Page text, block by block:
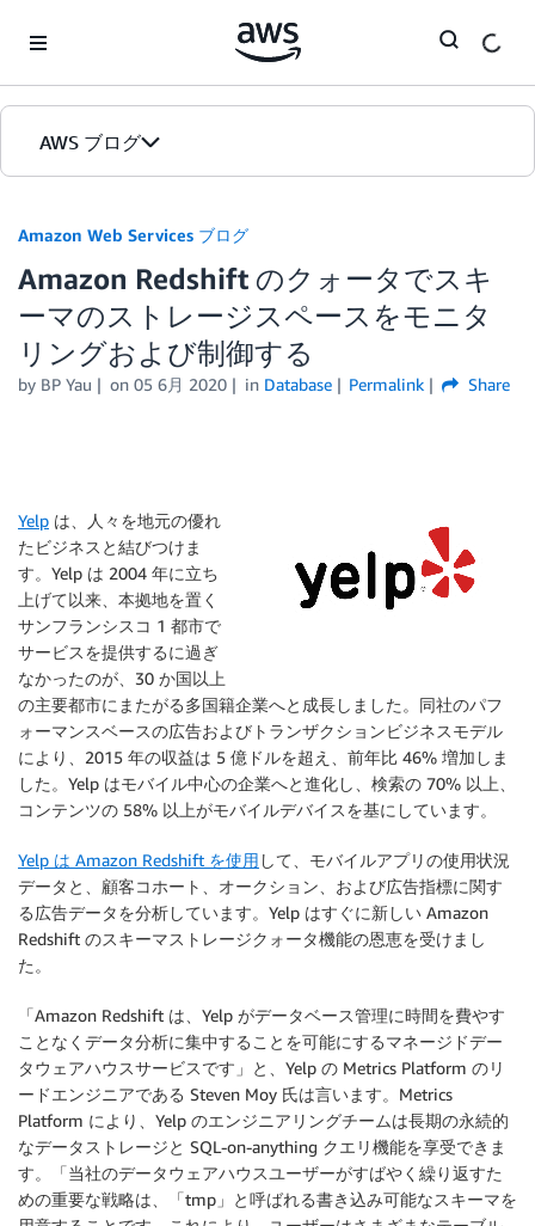
AWS ブログ
カテゴリ
エディション
Amazon Web Services ブログ
Amazon Redshift のクォータでスキ
ーマのストレージスペースをモニタ
リングおよび制御する
by BP Yau on 05 6月 2020 in Database Permalink Share
Yelp は、人々を地元の優れ
たビジネスと結びつけま
す。Yelp は 2004 年に立ち
上げて以来、本拠地を置く
サンフランシスコ 1 都市で
サービスを提供するに過ぎ
なかったのが、30 か国以上
の主要都市にまたがる多国籍企業へと成長しました。同社のパフ
ォーマンスベースの広告およびトランザクションビジネスモデル
により、2015 年の収益は 5 億ドルを超え、前年比 46% 増加しま
した。Yelp はモバイル中心の企業へと進化し、検索の 70% 以上、
コンテンツの 58% 以上がモバイルデバイスを基にしています。
Yelp は Amazon Redshift を使用 して、モバイルアプリの使用状況
データと、顧客コホート、オークション、および広告指標に関す
る広告データを分析しています。Yelp はすぐに新しい Amazon
Redshift のスキーマストレージクォータ機能の恩恵を受けまし
た。
「Amazon Redshift は、Yelp がデータベース管理に時間を費やす
ことなくデータ分析に集中することを可能にするマネージドデー
タウェアハウスサービスです」と、Yelp の Metrics Platform のリ
ードエンジニアである Steven Moy 氏は言います。Metrics
Platform により、Yelp のエンジニアリングチームは長期の永続的
なデータストレージと SQL-on-anything クエリ機能を享受できま
す。「当社のデータウェアハウスユーザーがすばやく繰り返すた
めの重要な戦略は、「tmp」と呼ばれる書き込み可能なスキーマを